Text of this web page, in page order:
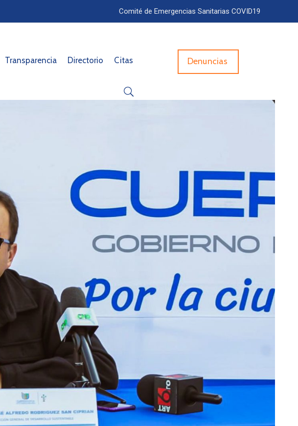
Comité de Emergencias Sanitarias COVID19
Transparencia Directorio Citas Denuncias